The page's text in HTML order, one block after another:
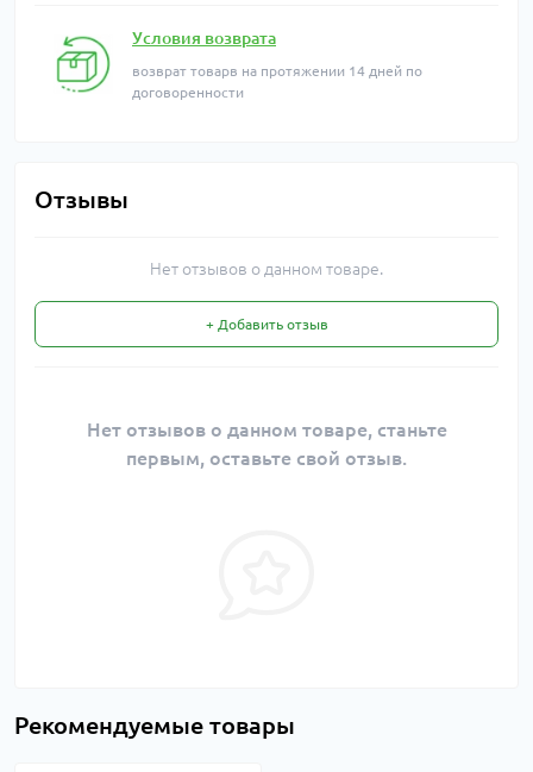
Условия возврата
возврат товарв на протяжении 14 дней по
договоренности
Отзывы
Нет отзывов о данном товаре.
+ Добавить отзыв
Нет отзывов о данном товаре, станьте
первым, оставьте свой отзыв.
Рекомендуемые товары